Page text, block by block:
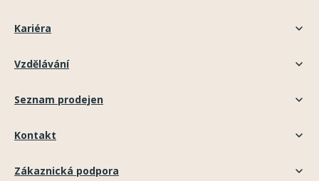
Kariéra
Vzdělávání
Seznam prodejen
Kontakt
Zákaznická podpora